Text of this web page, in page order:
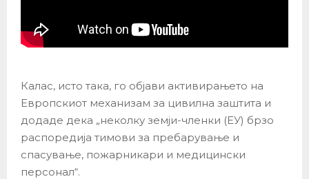
Калас, исто така, го објави активирањето на
Европскиот механизам за цивилна заштита и
додаде дека „неколку земји-членки (ЕУ) брзо
распоредија тимови за пребарување и
спасување, пожарникари и медицински
персонал“.